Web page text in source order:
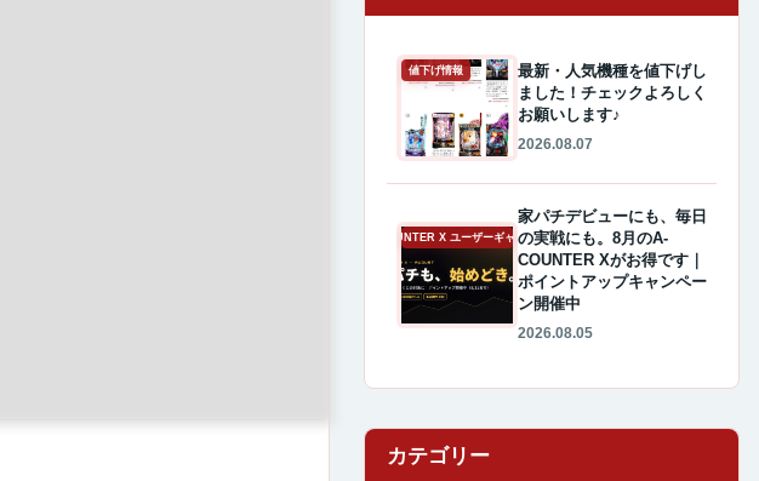
値下げ情報
最新・人気機種を値下げし
ました！チェックよろしく
お願いします♪
2026.08.07
A-COUNTER X ユーザーギャラリー
家パチデビューにも、毎日
の実戦にも。8月のA-
COUNTER Xがお得です｜
ポイントアップキャンペー
ン開催中
2026.08.05
カテゴリー